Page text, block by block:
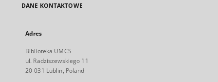
DANE KONTAKTOWE
Adres
Biblioteka UMCS
ul. Radziszewskiego 11
20-031 Lublin, Poland